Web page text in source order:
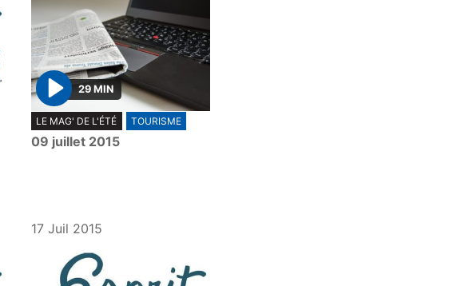
P
l
a
29 MIN
LE MAG' DE L'ÉTÉ TOURISME
09 juillet 2015
17 Juil 2015